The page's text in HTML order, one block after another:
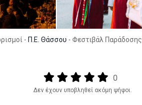
- Π.Ε. Θάσσου - Φεστιβάλ
Output format
(star)(star)(star)(star)(star)
0
Δεν έχουν υποβληθεί ακόμη ψήφοι.